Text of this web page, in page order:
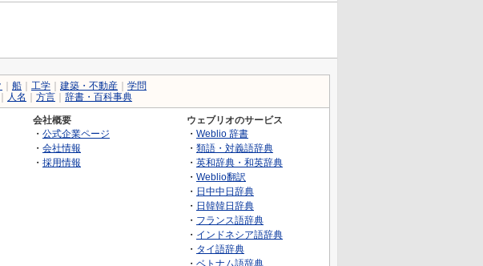
船 工学 建築・不動産
学問
人名 方言 辞書・百科事典
会社概要
・ 公式企業ページ
・ 会社情報
・ 採用情報
ウェブリオのサービス
・ Weblio 辞書
・ 類語・対義語辞典
・ 英和辞典・和英辞典
・ Weblio翻訳
・ 日中中日辞典
・ 日韓韓日辞典
・ フランス語辞典
・ インドネシア語辞典
・ タイ語辞典
・ ベトナム語辞典